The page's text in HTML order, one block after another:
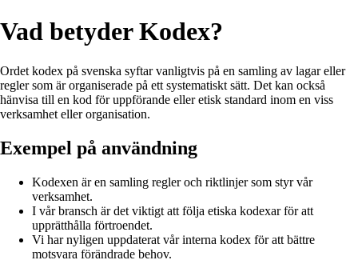
Vad betyder Kodex?
Ordet kodex på svenska syftar vanligtvis på en samling av lagar eller
regler som är organiserade på ett systematiskt sätt. Det kan också
hänvisa till en kod för uppförande eller etisk standard inom en viss
verksamhet eller organisation.
Exempel på användning
Kodexen är en samling regler och riktlinjer som styr vår
verksamhet.
I vår bransch är det viktigt att följa etiska kodexar för att
upprätthålla förtroendet.
Vi har nyligen uppdaterat vår interna kodex för att bättre
motsvara förändrade behov.